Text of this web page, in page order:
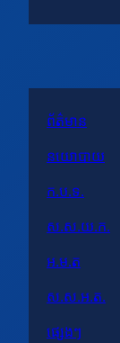
ព័ត៌មាន
នយោបាយ
ក.ប.ទ.
ស.ស.យ.ក.
អ.ម.ត
ស.ស.អ.ត.
ផ្សេងៗ